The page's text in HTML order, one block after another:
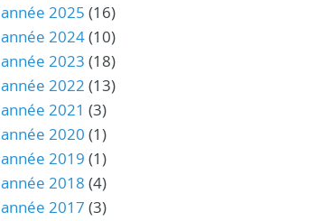
année 2025 (16)
année 2024(10)
année 2023 (18)
année 2022 (13)
année 2021 (3)
année 2020 (1)
année 2019 (1)
année 2018 (4)
année 2017 (3)